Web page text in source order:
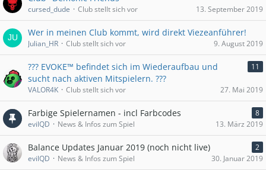
cursed_dude Club stellt sich vor 13. September 2019
Wer in meinen Club kommt, wird direkt Viezeanführer!
Julian_HR Club stellt sich vor 9. August 2019
??? EVOKE™ befindet sich im Wiederaufbau und
sucht nach aktiven Mitspielern. ???
11
VALOR4K Club stellt sich vor 27. Mai 2019
Farbige Spielernamen - incl Farbcodes
8
evilQD
News & Infos zum Spiel 13. März 2019
Balance Updates Januar 2019 (noch nicht live)
2
evilQD
News & Infos zum Spiel 30. Januar 2019